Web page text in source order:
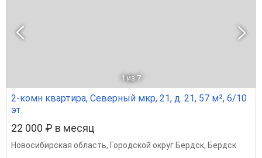
1 из 7
2-комн квартира, Северный мкр, 21, д. 21, 57 м², 6/10
эт.
22 000 ₽ в месяц
Новосибирская область, Городской округ Бердск, Бердск